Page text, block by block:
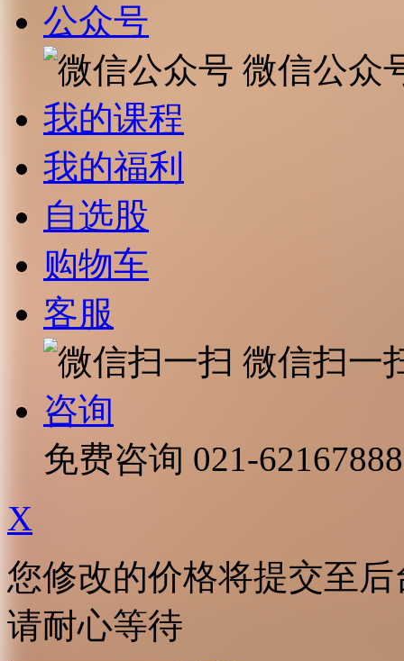
公众号
微信公众
我的课程
我的福利
自选股
购物车
客服
微信扫一
咨询
免费咨询 021-62167888
X
您修改的价格将提交至
请耐心等待